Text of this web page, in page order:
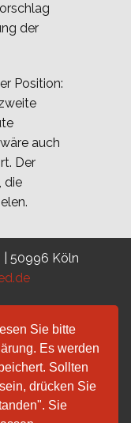
der
Position:
auch
Der
die
| 50996 Köln
Sie bitte
Es werden
Sollten
drücken Sie
Sie